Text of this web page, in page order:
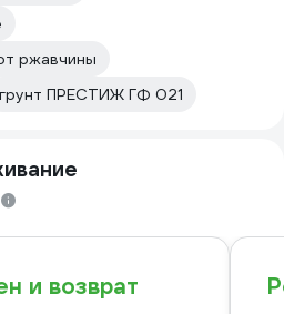
ржавчины
грунт ПРЕСТИЖ ГФ 021
и возврат